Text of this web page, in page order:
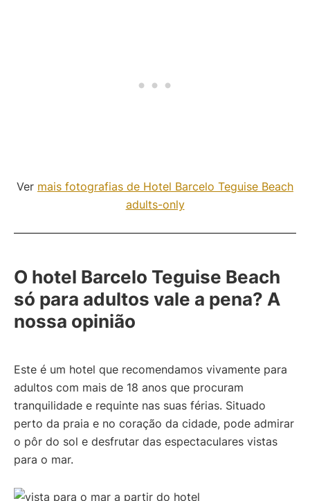
Ver mais fotografias de Hotel Barcelo Teguise Beach
adults-only
O hotel Barcelo Teguise Beach
só para adultos vale a pena? A
nossa opinião
Este é um hotel que recomendamos vivamente para
adultos com mais de 18 anos que procuram
tranquilidade e requinte nas suas férias. Situado
perto da praia e no coração da cidade, pode admirar
o pôr do sol e desfrutar das espectaculares vistas
para o mar.